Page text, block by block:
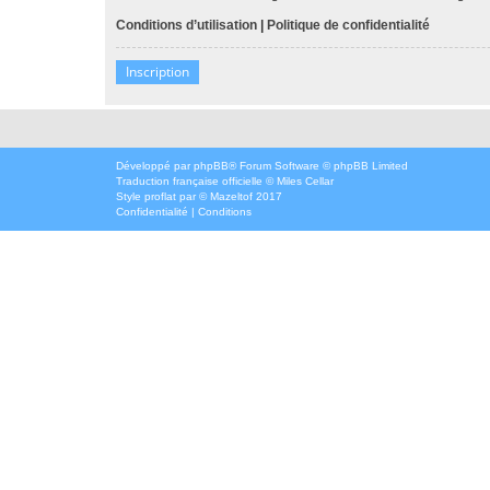
Conditions d’utilisation | Politique de confidentialité
Inscription
Développé par phpBB® Forum Software © phpBB Limited
Traduction française officielle ©Miles Cellar
Style proflat par ©Mazeltof 2017
Confidentialité | Conditions